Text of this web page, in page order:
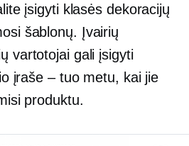
įsigyti klasės dekoracijų
šablonų. Įvairių
vartotojai gali įsigyti
įraše – tuo metu, kai jie
produktu.